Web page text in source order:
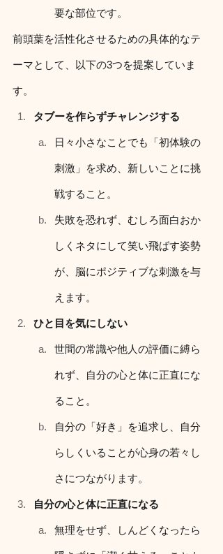
要な部位です。
前頭葉を活性化させるための具体的なテ
ーマとして、以下の3つを提案していま
す。
タブーを作らずチャレンジする
日々小さなことでも「初体験の
刺激」を求め、新しいことに挑
戦すること。
失敗を恐れず、むしろ面白おか
しくネタにして笑い飛ばす姿勢
が、脳にポジティブな刺激を与
えます。
ひと目を気にしない
世間の常識や他人の評価に縛ら
れず、自分の心と体に正直にな
ること。
自分の「好き」を追求し、自分
らしくいることが心身の若々し
さにつながります。
自分の心と体に正直になる
無理をせず、しんどくなったら